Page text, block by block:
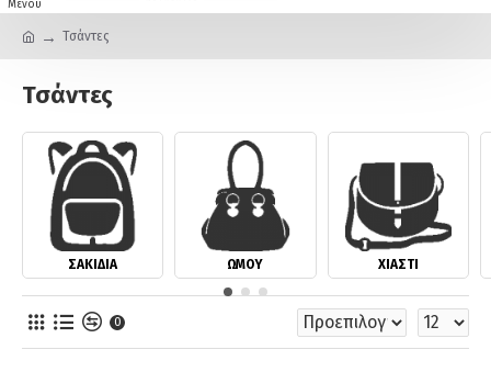
Τσάντες
Τσάντες
ΣΑΚΊΔΙΑ ΏΜΟΥ ΧΙΑΣΤΊ
0